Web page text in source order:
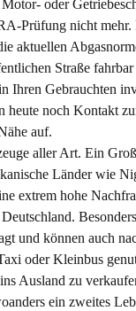
oder
Prüfung nicht mehr.
aktuellen
Straße
Ihren Gebrauchten
heute noch Kontakt
auf.
aller Art. Ein
Länder wie
extrem hohe
und können auch
oder Kleinbus
Ausland zu
ein zweites